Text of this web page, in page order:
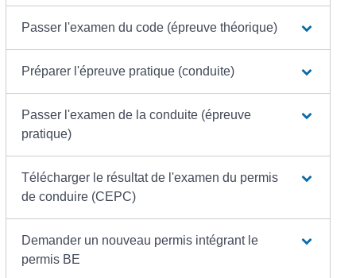
Passer l'examen du code (épreuve théorique)
Préparer l'épreuve pratique (conduite)
Passer l'examen de la conduite (épreuve
pratique)
Télécharger le résultat de l'examen du permis
de conduire (CEPC)
Demander un nouveau permis intégrant le
permis BE